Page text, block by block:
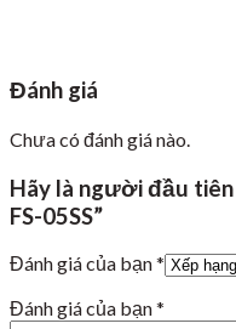
Đánh giá
Chưa có đánh giá nào.
Hãy là người đầu
FS-05SS”
Đánh giá của bạn*
Đánh giá của bạn*